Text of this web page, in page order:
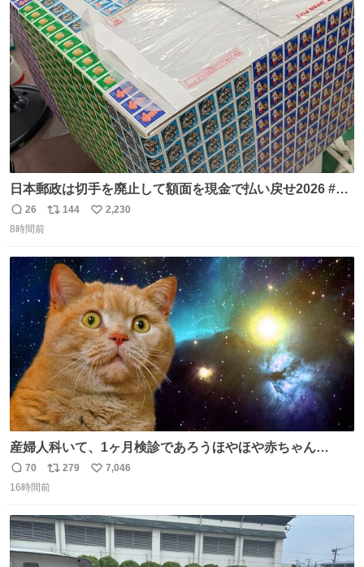
り陶板で原寸大に再現し、2014年より展示しています。 #
大塚国際美術館
ト
数
数
日本郵政は切手を廃止して額面を現金で払い戻せ2026 #日
本郵政 @JapanPostHD_PR
返
信
26
リ
ト
数
144
い
数
2,230
8時間前
産婦人科いて、1ヶ月検診であろうほやほや赤ちゃん👩‍🍼
と推定2,3歳の女の子👧🏻をワンオペで連れてるママがいる
のだけども 女の子ずっとママの側から離れない…⁉️ 手を繋
たいにﾄﾃﾄﾃついてってるし逃走しないし脱走しないし逃げ
ないし走ら文字数
返
信
70
リ
ポ
ト
数
279
い
数
7,046
16時間前